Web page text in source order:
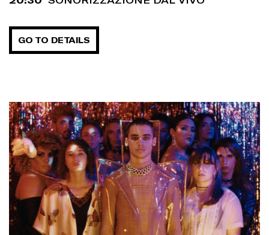
GO TO DETAILS